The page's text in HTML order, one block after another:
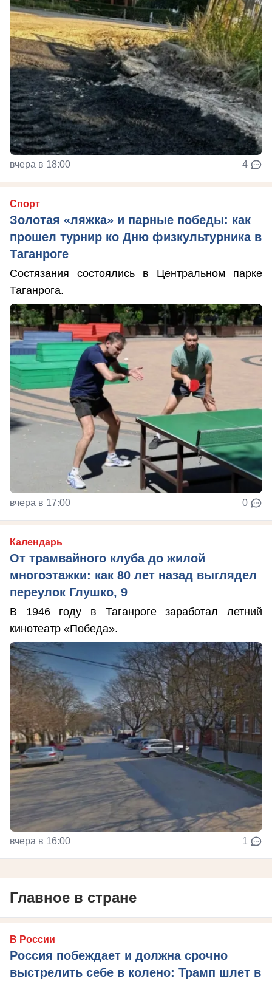
вчера в 18:00 4
Спорт
Золотая «ляжка» и парные победы: как
прошел турнир ко Дню физкультурника в
Таганроге
Состязания состоялись в Центральном парке
Таганрога.
вчера в 17:00 0
Календарь
От трамвайного клуба до жилой
многоэтажки: как 80 лет назад выглядел
переулок Глушко, 9
В 1946 году в Таганроге заработал летний
кинотеатр «Победа».
вчера в 16:00 1
Главное в стране
В России
Россия побеждает и должна срочно
выстрелить себе в колено: Трамп шлет в